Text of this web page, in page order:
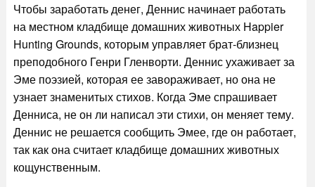
Чтобы заработать денег, Деннис начинает работать
на местном кладбище домашних животных Happier
Hunting Grounds, которым управляет брат-близнец
преподобного Генри Гленворти. Деннис ухаживает за
Эме поэзией, которая ее завораживает, но она не
узнает знаменитых стихов. Когда Эме спрашивает
Денниса, не он ли написал эти стихи, он меняет тему.
Деннис не решается сообщить Эмее, где он работает,
так как она считает кладбище домашних животных
кощунственным.